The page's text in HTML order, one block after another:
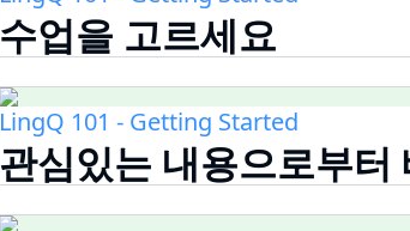
수업을 고르세요
LingQ 101 - Getting Started
관심있는 내용으로부터